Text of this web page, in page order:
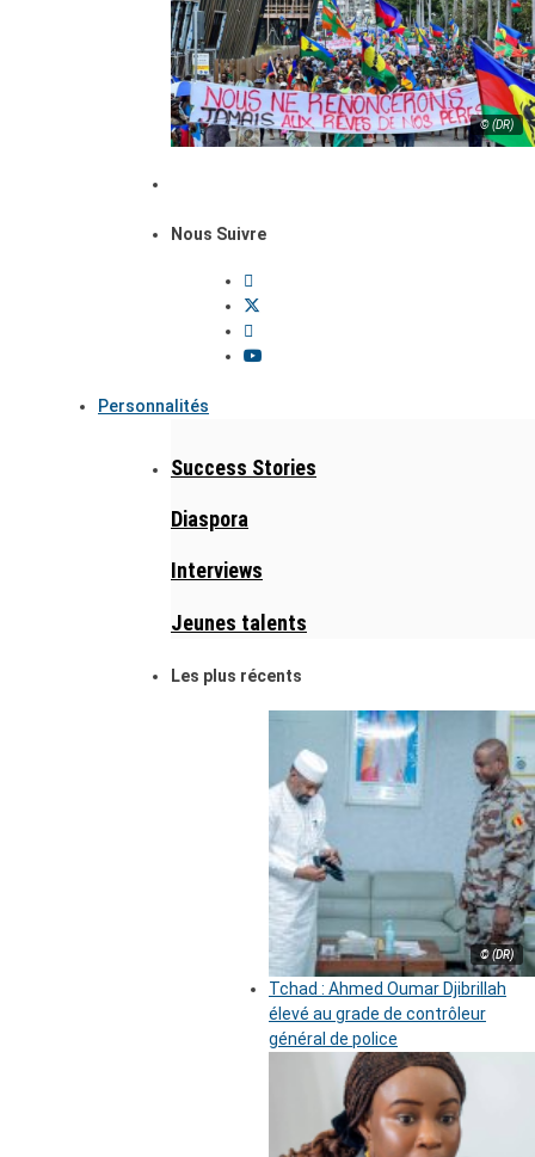
© (DR)
Nous Suivre
Personnalités
Success Stories
Diaspora
Interviews
Jeunes talents
Les plus récents
© (DR)
Tchad : Ahmed Oumar Djibrillah
élevé au grade de contrôleur
général de police